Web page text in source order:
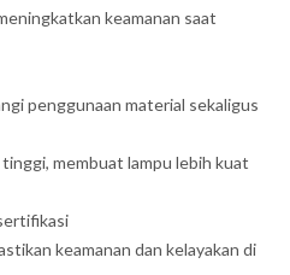
keamanan saat
penggunaan material sekaligus
membuat lampu lebih kuat
keamanan dan kelayakan di